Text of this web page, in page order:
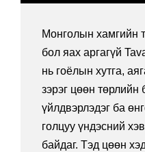
Монголын хамгийн
бол яах аргагүй
нь гоёлын хутга,
зэрэг цөөн төрлийн
үйлдвэрлэдэг ба
голцуу үндэсний
байдаг. Тэд цөөн